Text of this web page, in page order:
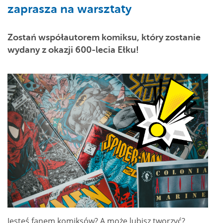
zaprasza na warsztaty
Zostań współautorem komiksu, który zostanie
wydany z okazji 600-lecia Ełku!